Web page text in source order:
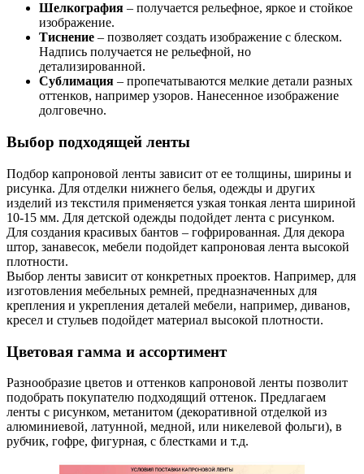
Шелкография – получается рельефное, яркое и стойкое
изображение.
Тиснение – позволяет создать изображение с блеском.
Надпись получается не рельефной, но
детализированной.
Сублимация – пропечатываются мелкие детали разных
оттенков, например узоров. Нанесенное изображение
долговечно.
Выбор подходящей ленты
Подбор капроновой ленты зависит от ее толщины, ширины и
рисунка. Для отделки нижнего белья, одежды и других
изделий из текстиля применяется узкая тонкая лента шириной
10-15 мм. Для детской одежды подойдет лента с рисунком.
Для создания красивых бантов – гофрированная. Для декора
штор, занавесок, мебели подойдет капроновая лента высокой
плотности.
Выбор ленты зависит от конкретных проектов. Например, для
изготовления мебельных ремней, предназначенных для
крепления и укрепления деталей мебели, например, диванов,
кресел и стульев подойдет материал высокой плотности.
Цветовая гамма и ассортимент
Разнообразие цветов и оттенков капроновой ленты позволит
подобрать покупателю подходящий оттенок. Предлагаем
ленты с рисунком, метанитом (декоративной отделкой из
алюминиевой, латунной, медной, или никелевой фольги), в
рубчик, гофре, фигурная, с блестками и т.д.